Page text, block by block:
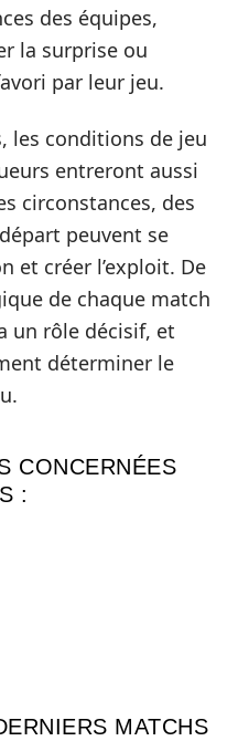
des équipes,
la surprise ou
par leur jeu.
les conditions de jeu
entreront aussi
circonstances, des
peuvent se
et créer l’exploit. De
de chaque match
un rôle décisif, et
déterminer le
CONCERNÉES
:
MATCHS